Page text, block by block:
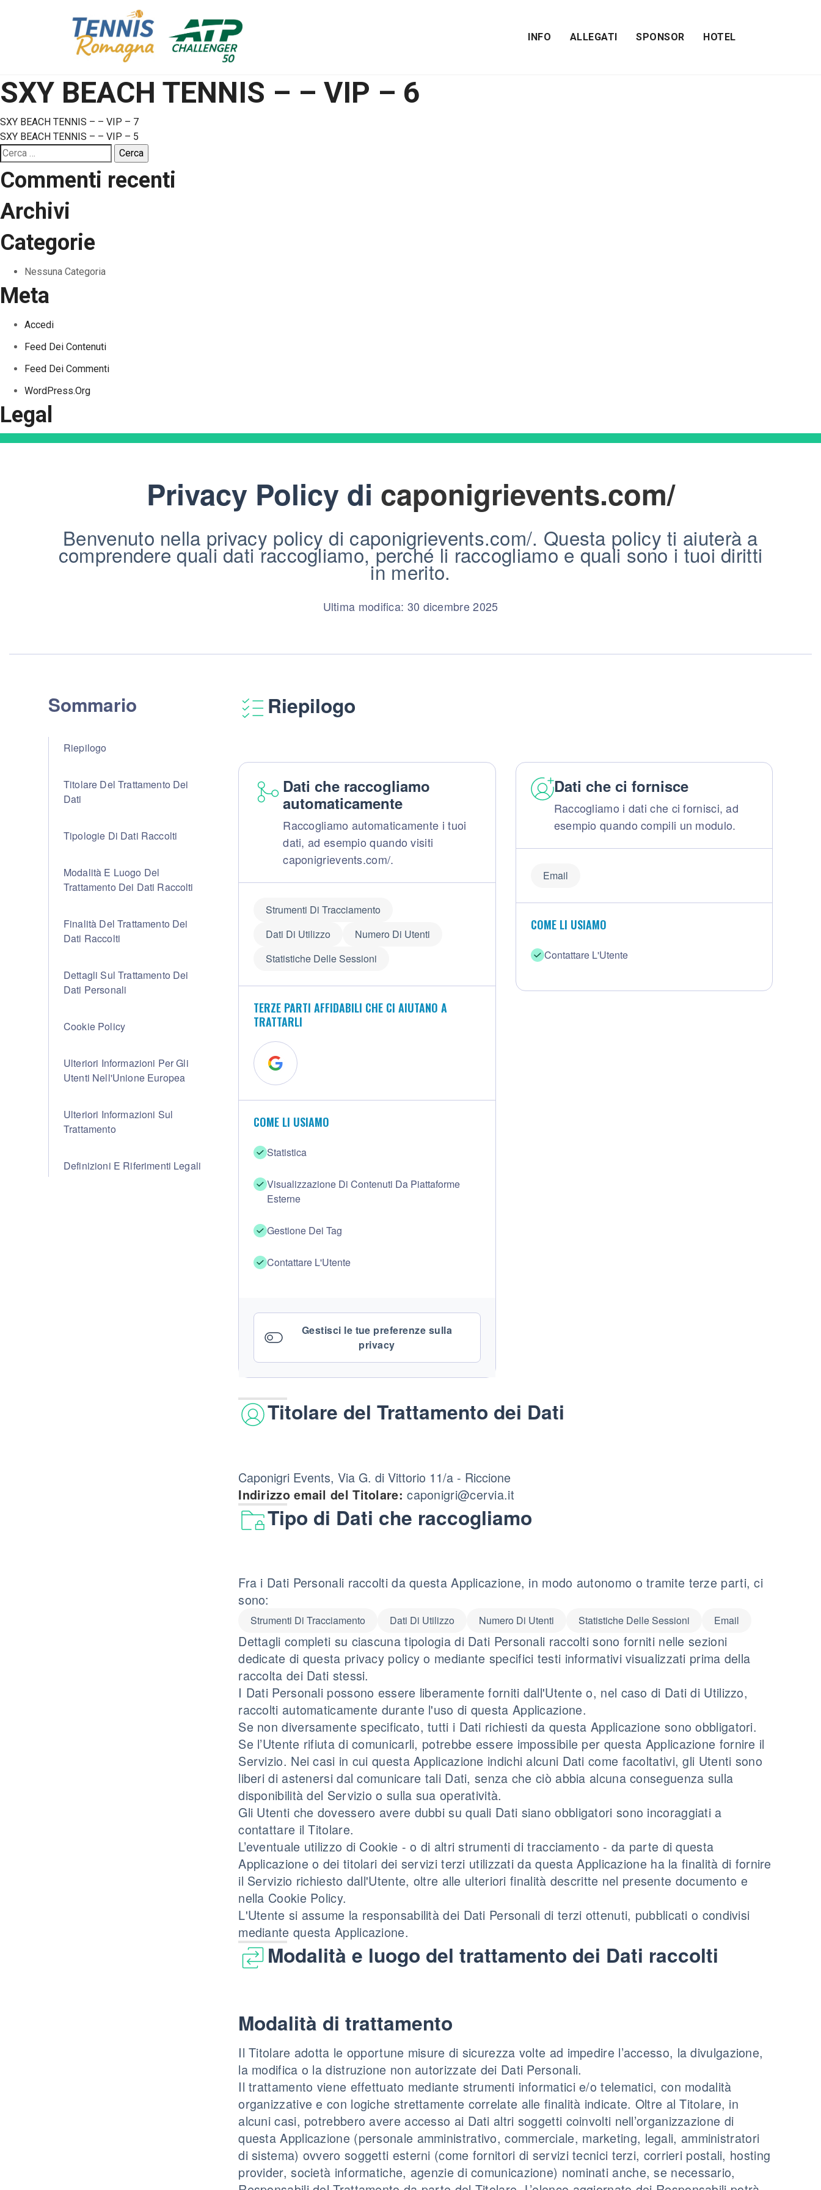
INFO ALLEGATI SPONSOR HOTEL
SXY BEACH TENNIS – – VIP – 6
Navigazione
articoli
SXY BEACH TENNIS – – VIP – 7
SXY BEACH TENNIS – – VIP – 5
Ricerca
per:
Commenti recenti
Archivi
Categorie
Nessuna Categoria
Meta
Accedi
Feed Dei Contenuti
Feed Dei Commenti
WordPress.org
Legal
Privacy Policy di caponigrievents.com/
Benvenuto nella privacy policy di caponigrievents.com/. Questa policy ti aiuterà a
comprendere quali dati raccogliamo, perché li raccogliamo e quali sono i tuoi diritti
in merito.
Ultima modifica: 30 dicembre 2025
Sommario
Riepilogo
Titolare Del Trattamento Dei
Dati
Tipologie Di Dati Raccolti
Modalità E Luogo Del
Trattamento Dei Dati Raccolti
Finalità Del Trattamento Dei
Dati Raccolti
Dettagli Sul Trattamento Dei
Dati Personali
Cookie Policy
Ulteriori Informazioni Per Gli
Utenti Nell'Unione Europea
Ulteriori Informazioni Sul
Trattamento
Definizioni E Riferimenti Legali
Riepilogo
Dati che raccogliamo
automaticamente
Raccogliamo automaticamente i tuoi
dati, ad esempio quando visiti
caponigrievents.com/.
Strumenti Di Tracciamento
Dati Di Utilizzo
Numero Di Utenti
Statistiche Delle Sessioni
TERZE PARTI AFFIDABILI CHE CI AIUTANO A
TRATTARLI
COME LI USIAMO
Statistica
Visualizzazione Di Contenuti Da Piattaforme
Esterne
Gestione Dei Tag
Contattare L'Utente
Gestisci le tue preferenze sulla
privacy
Dati che ci fornisce
Raccogliamo i dati che ci fornisci, ad
esempio quando compili un modulo.
Email
COME LI USIAMO
Contattare L'Utente
Titolare del Trattamento dei Dati
Caponigri Events, Via G. di Vittorio 11/a - Riccione
Indirizzo email del Titolare: caponigri@cervia.it
Tipo di Dati che raccogliamo
Fra i Dati Personali raccolti da questa Applicazione, in modo autonomo o tramite terze parti, ci
sono:
Strumenti Di Tracciamento Dati Di Utilizzo Numero Di Utenti Statistiche Delle Sessioni Email
Dettagli completi su ciascuna tipologia di Dati Personali raccolti sono forniti nelle sezioni
dedicate di questa privacy policy o mediante specifici testi informativi visualizzati prima della
raccolta dei Dati stessi.
I Dati Personali possono essere liberamente forniti dall'Utente o, nel caso di Dati di Utilizzo,
raccolti automaticamente durante l'uso di questa Applicazione.
Se non diversamente specificato, tutti i Dati richiesti da questa Applicazione sono obbligatori.
Se l’Utente rifiuta di comunicarli, potrebbe essere impossibile per questa Applicazione fornire il
Servizio. Nei casi in cui questa Applicazione indichi alcuni Dati come facoltativi, gli Utenti sono
liberi di astenersi dal comunicare tali Dati, senza che ciò abbia alcuna conseguenza sulla
disponibilità del Servizio o sulla sua operatività.
Gli Utenti che dovessero avere dubbi su quali Dati siano obbligatori sono incoraggiati a
contattare il Titolare.
L’eventuale utilizzo di Cookie - o di altri strumenti di tracciamento - da parte di questa
Applicazione o dei titolari dei servizi terzi utilizzati da questa Applicazione ha la finalità di fornire
il Servizio richiesto dall'Utente, oltre alle ulteriori finalità descritte nel presente documento e
nella Cookie Policy.
L'Utente si assume la responsabilità dei Dati Personali di terzi ottenuti, pubblicati o condivisi
mediante questa Applicazione.
Modalità e luogo del trattamento dei Dati raccolti
Modalità di trattamento
Il Titolare adotta le opportune misure di sicurezza volte ad impedire l’accesso, la divulgazione,
la modifica o la distruzione non autorizzate dei Dati Personali.
Il trattamento viene effettuato mediante strumenti informatici e/o telematici, con modalità
organizzative e con logiche strettamente correlate alle finalità indicate. Oltre al Titolare, in
alcuni casi, potrebbero avere accesso ai Dati altri soggetti coinvolti nell’organizzazione di
questa Applicazione (personale amministrativo, commerciale, marketing, legali, amministratori
di sistema) ovvero soggetti esterni (come fornitori di servizi tecnici terzi, corrieri postali, hosting
provider, società informatiche, agenzie di comunicazione) nominati anche, se necessario,